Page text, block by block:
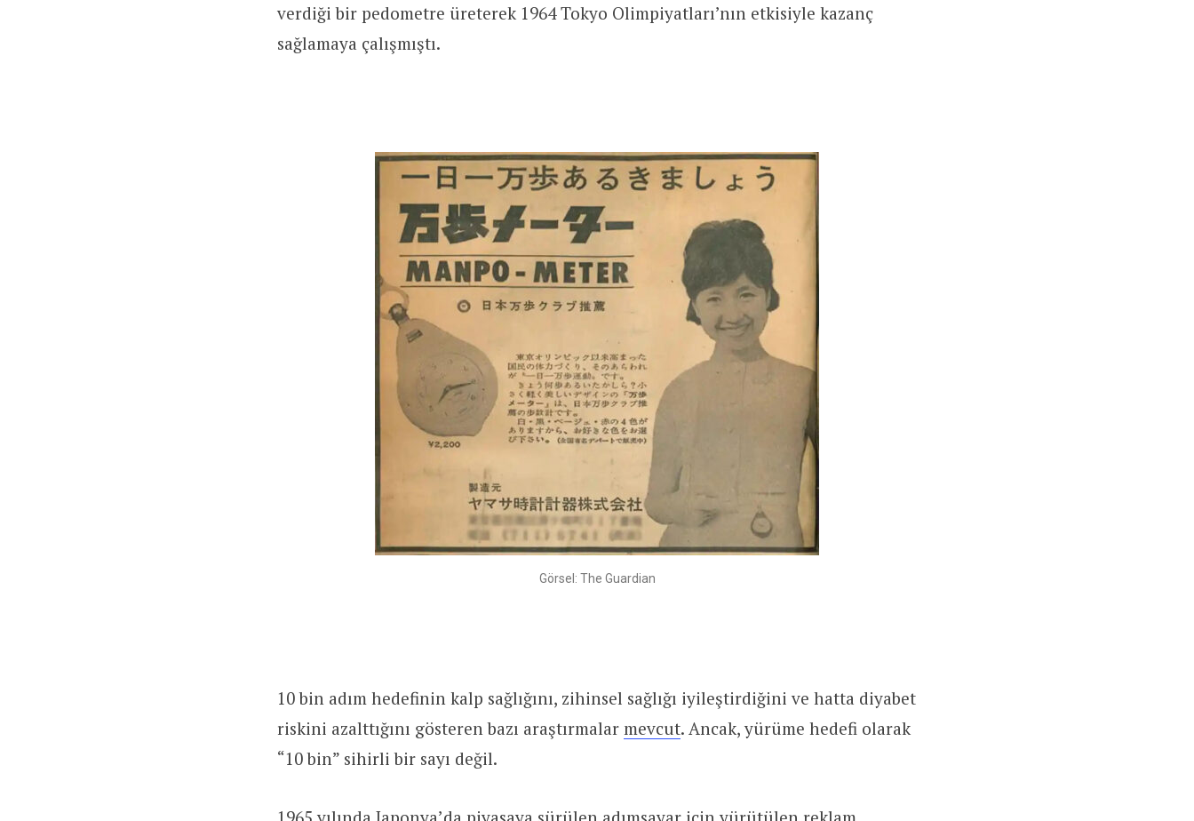
verdiği bir pedometre üreterek 1964 Tokyo Olimpiyatları’nın etkisiyle kazanç
sağlamaya çalışmıştı.
Görsel: The Guardian
10 bin adım hedefinin kalp sağlığını, zihinsel sağlığı iyileştirdiğini ve hatta diyabet
riskini azalttığını gösteren bazı araştırmalar mevcut. Ancak, yürüme hedefi olarak
“10 bin” sihirli bir sayı değil.